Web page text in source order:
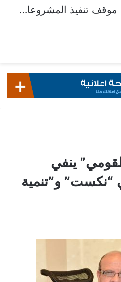
الإسكان تستعرض موقف تنفيذ المشروعات السكنية في 5 مدن جديدة
ينفي
“نكست” و”تنمية